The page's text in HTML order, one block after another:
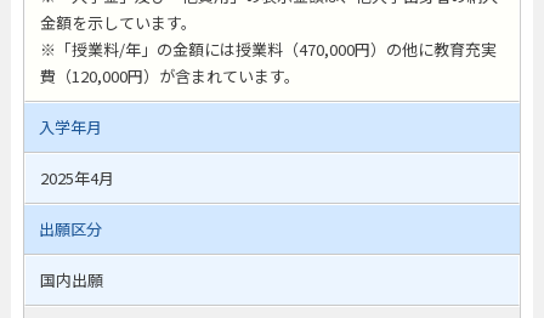
金額を示しています。
※「授業料/年」の金額には授業料（470,000円）の他に教育充実
費（120,000円）が含まれています。
入学年月
2025年4月
出願区分
国内出願